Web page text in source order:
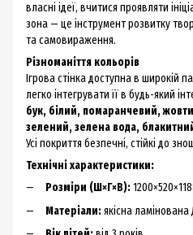
власні ідеї, вчитися проявляти
зона — це інструмент розвитку
та самовираження.
Різноманіття кольорів
Ігрова стінка доступна в широкій
легко інтегрувати її в будь-який
бук, білий, помаранчевий,
зелений, зелена вода,
Усі покриття безпечні, стійкі до
Технічні характеристики:
Розміри (Ш×Г×В):
Матеріали:якісна